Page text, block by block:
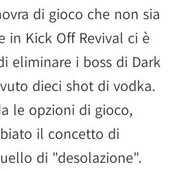
di gioco che non sia
in Kick Off Revival ci è
eliminare i boss di Dark
dieci shot di vodka.
le opzioni di gioco,
il concetto di
di "desolazione".